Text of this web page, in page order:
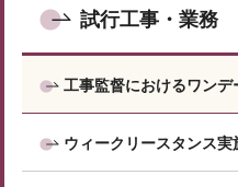
試行工事・業務
工事監督におけるワン
ウィークリースタンス実